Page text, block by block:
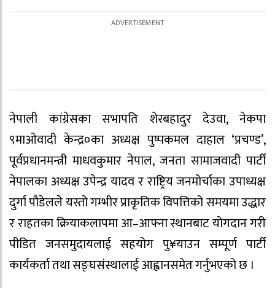
नेपाली कांग्रेसका सभापति शेरबहादुर देउवा, नेकपा
९माओवादी केन्द्र०का अध्यक्ष पुष्पकमल दाहाल ‘प्रचण्ड’,
पूर्वप्रधानमन्त्री माधवकुमार नेपाल, जनता सामाजवादी पार्टी
नेपालका अध्यक्ष उपेन्द्र यादव र राष्ट्रिय जनमोर्चाका उपाध्यक्ष
दुर्गा पौडेलले यस्तो गम्भीर प्राकृतिक विपत्तिको समयमा उद्धार
र राहतका क्रियाकलापमा आ–आफ्ना स्थानबाट योगदान गरी
पीडित जनसमुदायलाई सहयोग पु¥याउन सम्पूर्ण पार्टी
कार्यकर्ता तथा सङ्घसंस्थालाई आह्वानसमेत गर्नुभएको छ ।